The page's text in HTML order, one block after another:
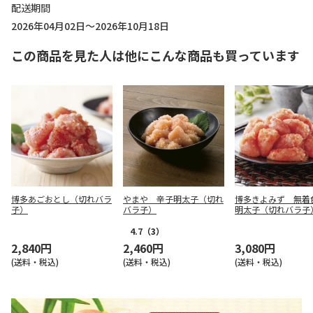
配送期間
2026年04月02日～2026年10月18日
この商品を見た人は他にこんな商品も買っています
博多あごおとし（切れバラ
子）
2,840円
(送料・税込)
やまや 辛子明太子（切れ
バラ子）
4.7 （3）
2,460円
(送料・税込)
博多きよみず 無着
明太子（切れバラ子
3,080円
(送料・税込)